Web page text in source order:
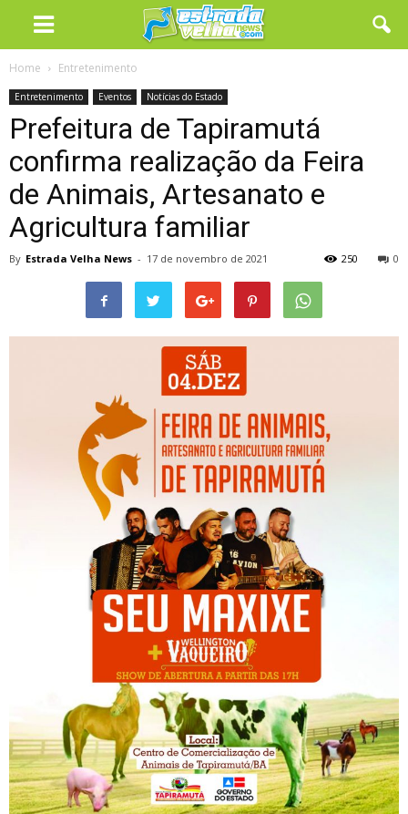
Home Entretenimento
Entretenimento Eventos Notícias do Estado
Prefeitura de Tapiramutá
confirma realização da Feira
de Animais, Artesanato e
Agricultura familiar
By Estrada Velha News - 17 de novembro de 2021 0
250